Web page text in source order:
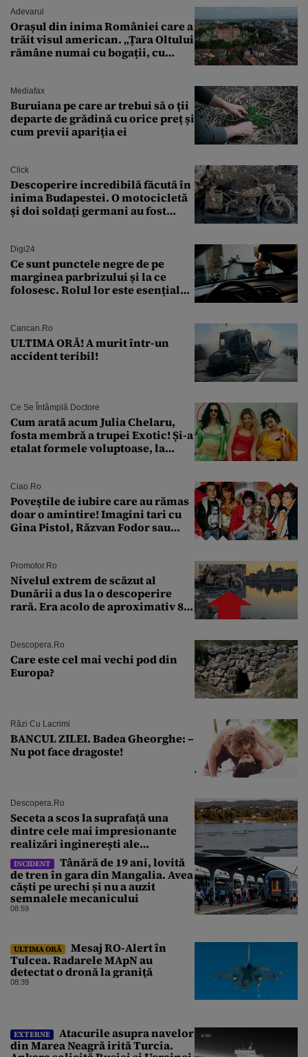
Adevarul
Orașul din inima României care a
trăit visul american. „Țara Oltului
rămâne numai cu bogații, cu
Mediafax
Buruiana pe care ar trebui să o ții
departe de grădină cu orice preț și
cum previi apariția ei
Click
Descoperire incredibilă făcută în
inima Budapestei. O motocicletă
și doi soldați germani au fost
Digi24
Ce sunt punctele negre de pe
marginea parbrizului și la ce
folosesc. Rolul lor este esențial
Cancan.ro
ULTIMA ORĂ! A murit într-un
accident teribil!
Ce Se Întâmplă Doctore
Cum arată acum Julia Chelaru,
fosta membră a trupei Exotic! Și-a
etalat formele voluptoase, la
Ciao.ro
Poveştile de iubire care au rămas
doar o amintire! Imagini tari cu
Gina Pistol, Răzvan Fodor sau
Promotor.ro
Nivelul extrem de scăzut al
Dunării a dus la o descoperire
rară. Era acolo de aproximativ 80
Descopera.ro
Care este cel mai vechi pod din
Europa?
Râzi Cu Lacrimi
BANCUL ZILEI. Badea Gheorghe: –
Nu pot face dragoste!
Descopera.ro
Seceta a scos la suprafață una
dintre cele mai impresionante
realizări inginerești ale
Imperiului Roman
INCIDENT
Tânără de 19 ani, lovită
de tren în gara din Mangalia. Avea
căști pe urechi și nu a auzit
semnalele mecanicului
08:59
ULTIMA ORĂ
Mesaj RO-Alert în
Tulcea. Radarele MApN au
detectat o dronă la graniţă
08:39
EXTERNE
Atacurile asupra navelor
din Marea Neagră irită Turcia.